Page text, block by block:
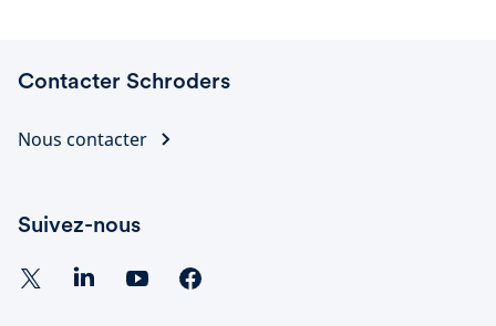
Contacter Schroders
Nous contacter
Suivez-nous